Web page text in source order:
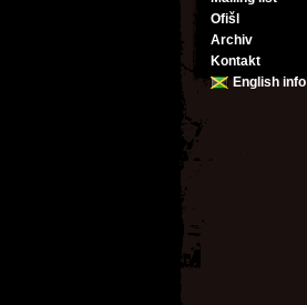
Ofišl
Archiv
Kontakt
English info